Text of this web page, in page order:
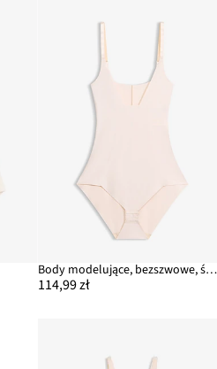
Body modelujące, bezszwowe, średni stopień modelowania
114,99 zł